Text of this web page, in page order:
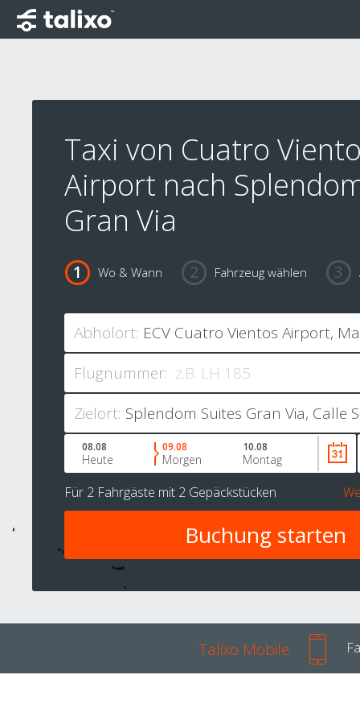
Taxi von Cuatro
Airport nach
Gran Via
Wo & Wann Fahrzeug wählen
Abholort:
Flugnummer:
Zielort:
08.08
Heute
09.08
Morgen
10.08
Montag
Für 2 Fahrgäste mit 2 Gepäckstücken
Talixo Mobile